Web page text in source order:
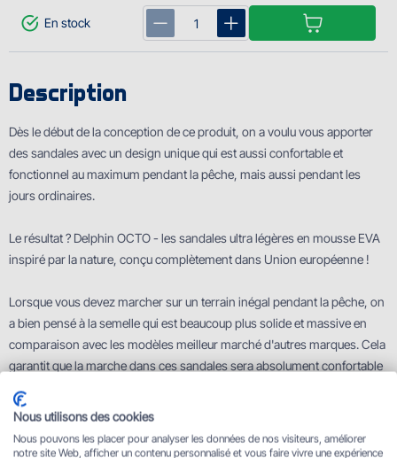
En stock
Description
Dès le début de la conception de ce produit, on a voulu vous apporter
des sandales avec un design unique qui est aussi confortable et
fonctionnel au maximum pendant la pêche, mais aussi pendant les
jours ordinaires.
Le résultat ? Delphin OCTO - les sandales ultra légères en mousse EVA
inspiré par la nature, conçu complètement dans Union européenne !
Lorsque vous devez marcher sur un terrain inégal pendant la pêche, on
a bien pensé à la semelle qui est beaucoup plus solide et massive en
comparaison avec les modèles meilleur marché d'autres marques. Cela
garantit que la marche dans ces sandales sera absolument confortable
nom OCTO. Elle possède des ventouses de poulpe qui offrent une
en anglais « OCTOpus » ou en latin « OCTOpoda » qui était notre
Nous utilisons des cookies
Nous pouvons les placer pour analyser les données de nos visiteurs, améliorer
notre site Web, afficher un contenu personnalisé et vous faire vivre une expérience